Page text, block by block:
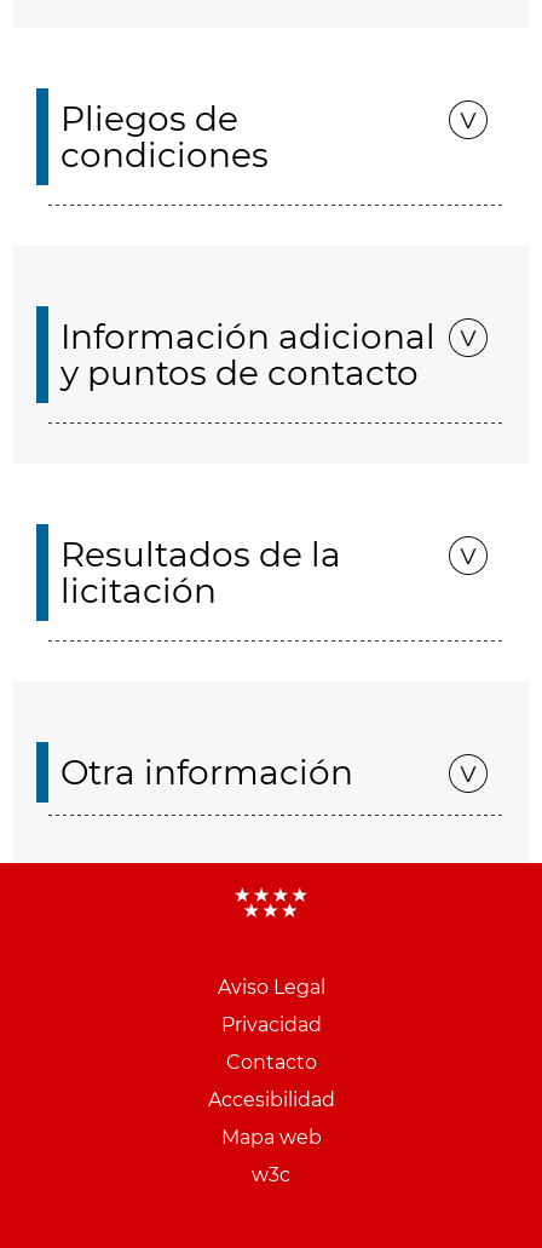
Pliegos de
condiciones
Información adicional
y puntos de contacto
Resultados de la
licitación
Otra información
Aviso Legal
Privacidad
Contacto
Accesibilidad
Mapa web
w3c